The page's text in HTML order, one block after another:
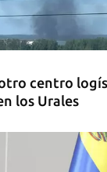
centro
los Urales